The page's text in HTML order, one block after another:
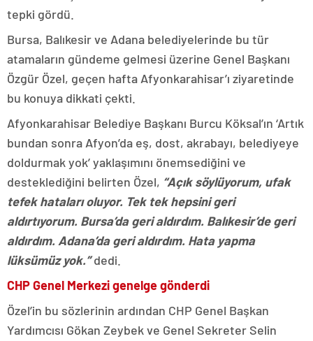
tepki gördü.
Bursa, Balıkesir ve Adana belediyelerinde bu tür
atamaların gündeme gelmesi üzerine Genel Başkanı
Özgür Özel, geçen hafta Afyonkarahisar’ı ziyaretinde
bu konuya dikkati çekti.
Afyonkarahisar Belediye Başkanı Burcu Köksal’ın ‘Artık
bundan sonra Afyon’da eş, dost, akrabayı, belediyeye
doldurmak yok’ yaklaşımını önemsediğini ve
desteklediğini belirten Özel, “Açık söylüyorum, ufak
tefek hataları oluyor. Tek tek hepsini geri
aldırtıyorum. Bursa’da geri aldırdım. Balıkesir’de geri
aldırdım. Adana’da geri aldırdım. Hata yapma
lüksümüz yok.”dedi.
CHP Genel Merkezi genelge gönderdi
Özel’in bu sözlerinin ardından CHP Genel Başkan
Yardımcısı Gökan Zeybek ve Genel Sekreter Selin